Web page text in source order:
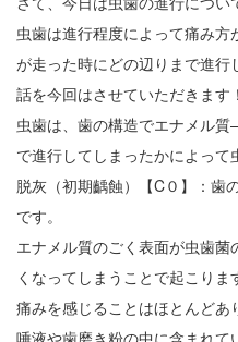
虫歯は進行程度によって痛み
が走った時にどの辺りまで進
話を今回はさせていただきます！
虫歯は、歯の構造でエナメル
で進行してしまったかによって
脱灰（初期齲蝕）【C０】：歯
です。
エナメル質のごく表面が虫歯
くなってしまうことで起こりま
痛みを感じることはほとんどあ
唾液や歯磨き粉の中に含まれ